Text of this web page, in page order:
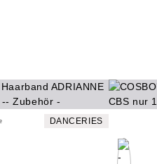
DANCERIES